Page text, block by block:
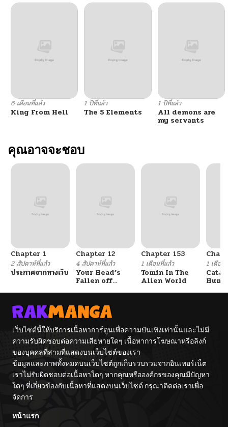
ตอนที่ 31
ตอนที่ 29 10/06/2024
ตอนที่ 28
ตอนที่ 27 10/06/2024
ตอนที่ 26
ตอนที่ 22 10/06/2024
ตอนที่ 20
ตอนที่ 19 10/06/2024
ตอนที่ 18 10/06/2024
ตอนที่ 17
6 เดือนที่แล้ว
King From Hell
1 ปีที่แล้ว
The 5 Elements
1 ปีที่แล้ว
All demons are
my servants
คุณอาจจะชอบ
Chapter 1
2 สัปดาห์ที่แล้ว
ประกาศจากทางเว็บ
Chapter 12
4 สัปดาห์ที่แล้ว
Your Head’s
Fallen off
Chapter 153
1 เดือนที่แล้ว
Tomin In The
Alien World
1 เดือน
เว็บไซต์นี้ให้บริการเนื้อหาการ์ตูนเพื่อความบันเทิงเท่านั้นและไม่มี
ความรับผิดชอบต่อความเสียหายใดๆ เนื้อหาการโฆษณาหรือลิงก์
ของบุคคลที่สามที่แสดงบนเว็บไซต์ของเรา
ข้อมูลและภาพทั้งหมดบนเว็บไซต์ถูกเก็บรวบรวมจากอินเทอร์เน็ต
เราไม่รับผิดชอบต่อเนื้อหาใดๆ หากคุณหรือองค์กรของคุณมีปัญหา
ใดๆ ที่เกี่ยวข้องกับเนื้อหาที่แสดงบนเว็บไซต์ กรุณาติดต่อเราเพื่อ
จัดการ
หน้าแรก